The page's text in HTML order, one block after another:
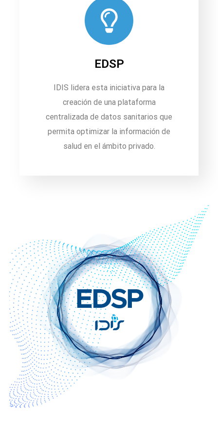
EDSP
IDIS lidera esta iniciativa para la
creación de una plataforma
centralizada de datos sanitarios que
permita optimizar la información de
salud en el ámbito privado.